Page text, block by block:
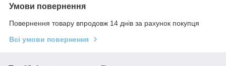
Умови повернення
Повернення товару впродовж 14 днів за рахунок покупця
Всі умови повернення